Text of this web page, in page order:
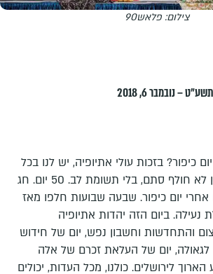
צילום: פלאש90
– נובמבר 6, 2018
כיפור? בזכות עולי אתיופיה, יש לנו בכל
שנה תזכורת, והזמן לא חולף סתם, בלי תשומת לב. 50 יום. חג
נחגג 50 יום אחרי יום כיפור. שבעה שבועות חלפו מאז
נעילה. ביום הזה יהדות אתיופיה
והתחדשות וחשבון נפש, יום של חידוש
יום של העלאת זכרם של אלה
לירושלים. כולנו, מכל העדות, יכולים